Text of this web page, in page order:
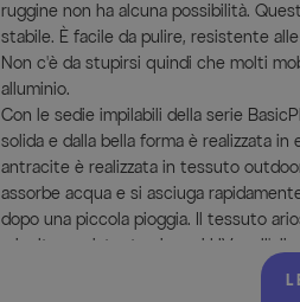
ruggine non ha alcuna possibilità.
stabile. È facile da pulire, resistente
Non c'è da stupirsi quindi che molti
alluminio.
Con le sedie impilabili della serie
solida e dalla bella forma è realizzata
antracite è realizzata in tessuto
assorbe acqua e si asciuga
dopo una piccola pioggia. Il tessuto
e inoltre resistente ai raggi UV e
vostro giardino. Le sedie possono